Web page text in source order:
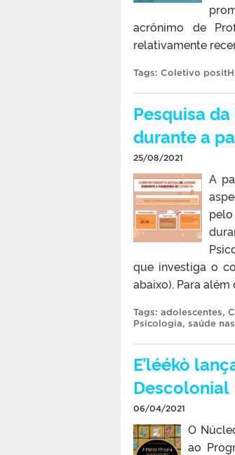
acrônimo de
relativamente
Tags: Coletivo
Pesquisa
durante a
25/08/2021
A
que investiga o
abaixo). Para
Tags: adolescentes,
Psicologia, saúde
E’léékò
Descolonial
06/04/2021
O
ao